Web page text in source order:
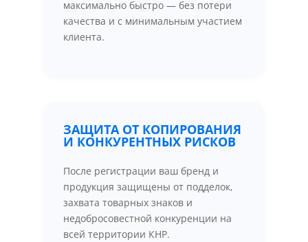
максимально быстро — без потери
качества и с минимальным участием
клиента.
ЗАЩИТА ОТ КОПИРОВАНИЯ
И КОНКУРЕНТНЫХ РИСКОВ
После регистрации ваш бренд и
продукция защищены от подделок,
захвата товарных знаков и
недобросовестной конкуренции на
всей территории КНР.